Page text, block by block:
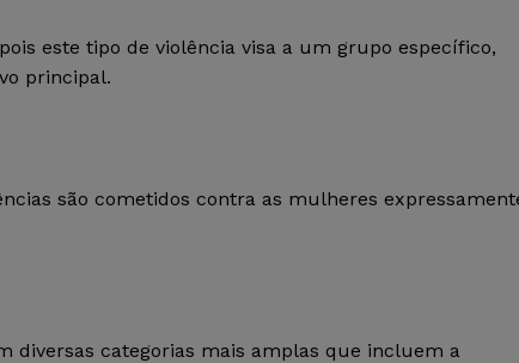
este tipo de violência visa a um grupo específico,
principal.
são cometidos contra as mulheres
diversas categorias mais amplas que incluem a